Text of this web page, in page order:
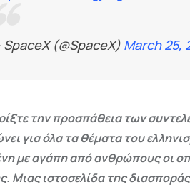
SpaceX (@SpaceX) March 25,
την προσπάθεια των
για όλα τα θέματα του
με αγάπη από ανθρώπους οι
Μιας ιστοσελίδα της